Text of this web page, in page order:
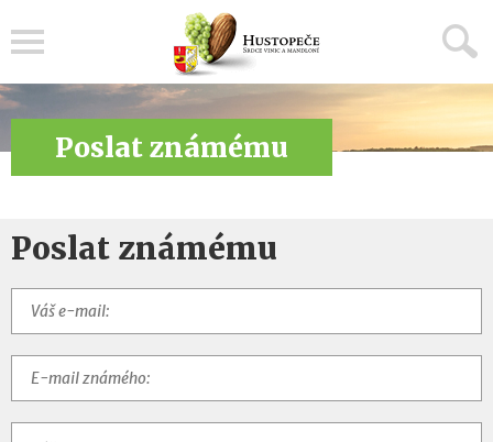
Poslat známému
Poslat známému